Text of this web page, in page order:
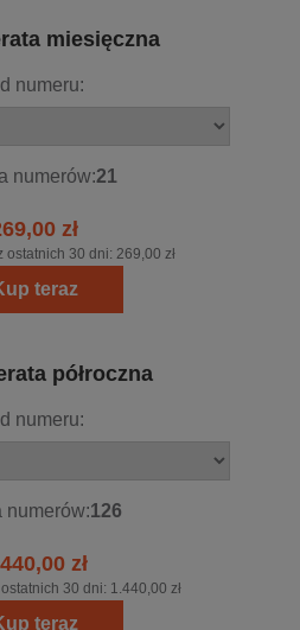
miesięczna
numeru:
numerów:21
zł
ostatnich 30 dni: 269,00 zł
teraz
półroczna
numeru:
numerów:126
zł
30 dni: 1.440,00 zł
teraz